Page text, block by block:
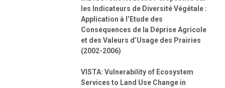
les Indicateurs de Diversité Végétale :
Application à l’Etude des
Conséquences de la Déprise Agricole
et des Valeurs d’Usage des Prairies
(2002-2006)
VISTA: Vulnerability of Ecosystem
Services to Land Use Change in